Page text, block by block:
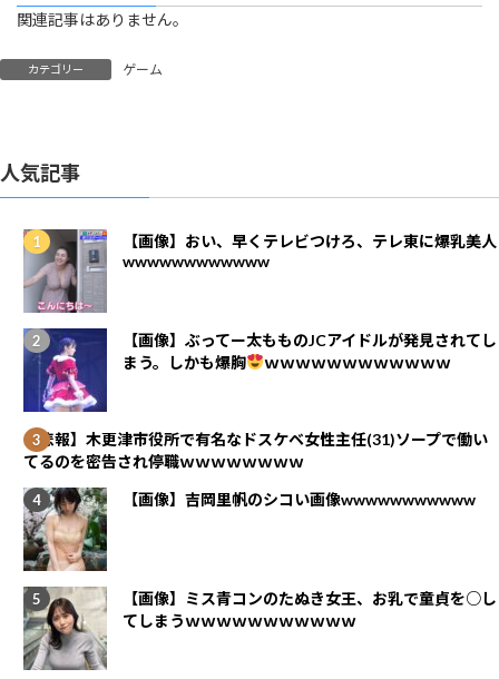
関連記事はありません。
カテゴリー ゲーム
人気記事
【画像】おい、早くテレビつけろ、テレ東に爆乳美人
wwwwwwwwwwww
【画像】ぶってー太もものJCアイドルが発見されてし
まう。しかも爆胸
ｗｗｗｗｗｗｗｗｗｗｗｗ
【悲報】木更津市役所で有名なドスケベ女性主任(31)ソープで働い
てるのを密告され停職ｗｗｗｗｗｗｗｗ
【画像】吉岡里帆のシコい画像wwwwwwwwwww
【画像】ミス青コンのたぬき女王、お乳で童貞を○し
てしまうｗｗｗｗｗｗｗｗｗｗｗ